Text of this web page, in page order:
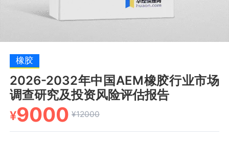
橡胶
2026-2032年中国AEM橡胶行业市场
调查研究及投资风险评估报告
¥9000 ¥12000